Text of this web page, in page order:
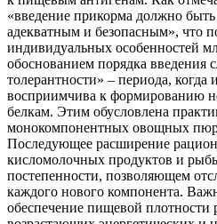
«введение прикорма должно
адекватным и безопасным», что
индивидуальных особенностей
обоснованием порядка введения
толерантности» – периода,
восприимчива к формированию
белкам. Этим обусловлена
монокомпонентных овощных
Последующее расширение
кисломолочных продуктов и
постепенности, позволяющем
каждого нового компонента.
обеспечение пищевой плотности